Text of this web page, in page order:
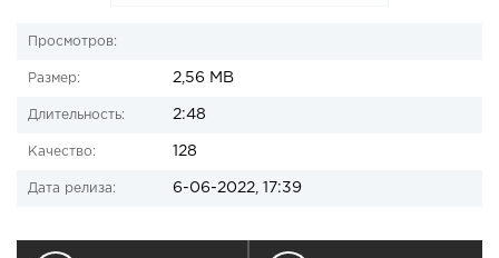
Просмотров:
Размер: 2,56 MB
Длительность: 2:48
Качество: 128
Дата релиза: 6-06-2022, 17:39